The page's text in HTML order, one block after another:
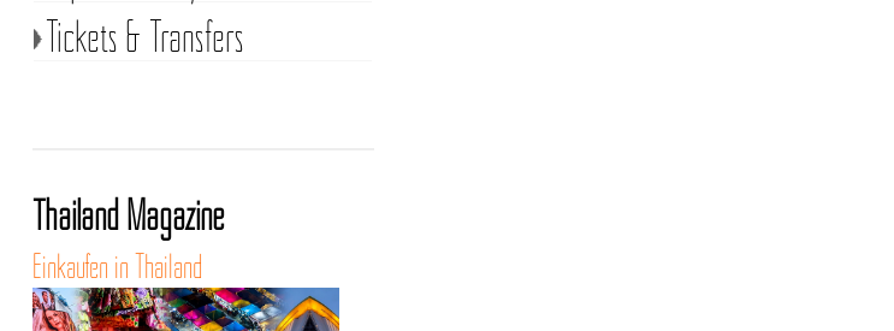
Tickets & Transfers
Thailand Magazine
Einkaufen in Thailand